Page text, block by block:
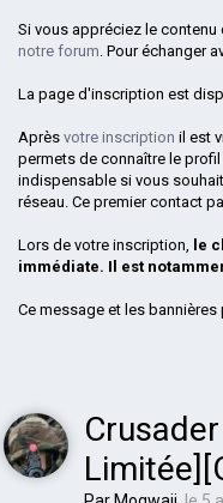
Si vous appréciez le
notre forum . Pour échanger
La page d'inscription est
Aprèsvotre inscription il est
permets de connaître le
indispensable si vous
réseau. Ce premier contact
Lors de votre inscription, le
immédiate. Il est
Ce message et les